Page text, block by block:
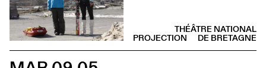
THÉÂTRE NATIONAL
DE BRETAGNE
PROJECTION